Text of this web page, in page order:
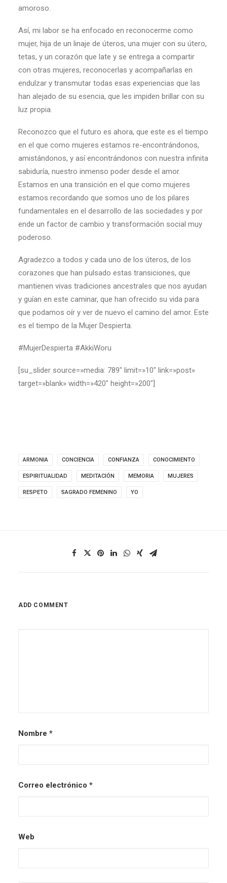
amoroso.
Así, mi labor se ha enfocado en reconocerme como
mujer, hija de un linaje de úteros, una mujer con su útero,
tetas, y un corazón que late y se entrega a compartir
con otras mujeres, reconocerlas y acompañarlas en
endulzar y transmutar todas esas experiencias que las
han alejado de su esencia, que les impiden brillar con su
luz propia.
Reconozco que el futuro es ahora, que este es el tiempo
en el que como mujeres estamos re-encontrándonos,
amistándonos, y así encontrándonos con nuestra infinita
sabiduría, nuestro inmenso poder desde el amor.
Estamos en una transición en el que como mujeres
estamos recordando que somos uno de los pilares
fundamentales en el desarrollo de las sociedades y por
ende un factor de cambio y transformación social muy
poderoso.
Agradezco a todos y cada uno de los úteros, de los
corazones que han pulsado estas transiciones, que
mantienen vivas tradiciones ancestrales que nos ayudan
y guían en este caminar, que han ofrecido su vida para
que podamos oír y ver de nuevo el camino del amor. Este
es el tiempo de la Mujer Despierta.
#MujerDespierta #AkkiWoru
[su_slider source=»media: 789″ limit=»10″ link=»post»
target=»blank» width=»420″ height=»200″]
ARMONIA CONCIENCIA CONFIANZA CONOCIMIENTO
ESPIRITUALIDAD MEDITACIÓN MEMORIA MUJERES
RESPETO SAGRADO FEMENINO YO
ADD COMMENT
Nombre *
Correo electrónico *
Web